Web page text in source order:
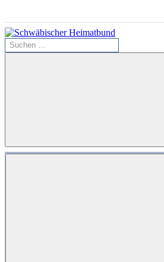
Inhalt
springen
Schwäbischer
Suchen
nach:
Suchen